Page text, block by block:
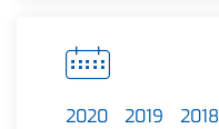
2020 2019 2018